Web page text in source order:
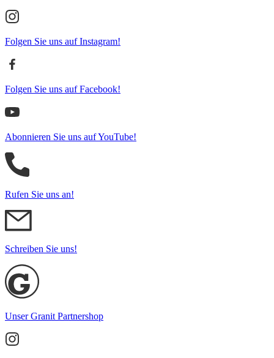
Folgen Sie uns auf Instagram!
Folgen Sie uns auf Facebook!
Abonnieren Sie uns auf YouTube!
Rufen Sie uns an!
Schreiben Sie uns!
Unser Granit Partnershop